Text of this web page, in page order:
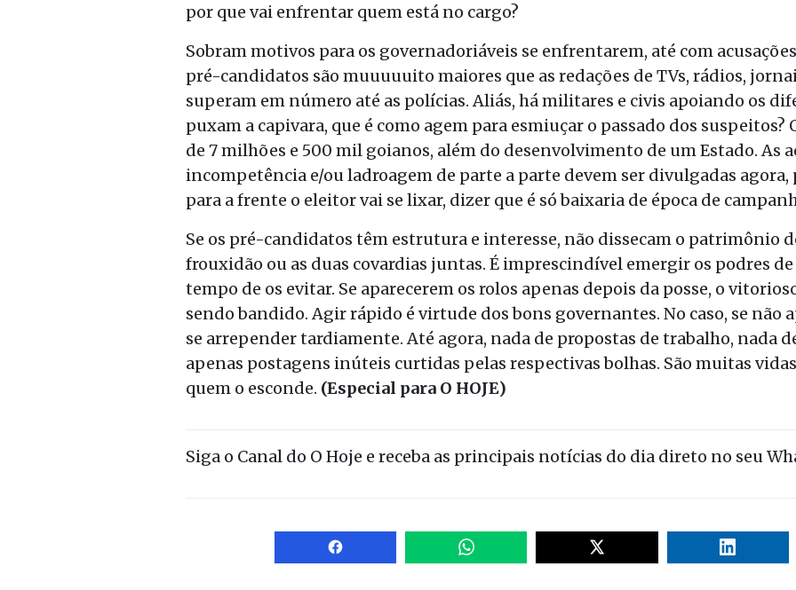
por que vai enfrentar quem está no cargo?
Sobram motivos para os governadoriáveis se enfrentarem, até com
pré-candidatos são muuuuuito maiores que as redações de TVs, rádios,
superam em número até as polícias. Aliás, há militares e civis apoiando os
puxam a capivara, que é como agem para esmiuçar o passado dos suspeitos?
de 7 milhões e 500 mil goianos, além do desenvolvimento de um Estado. As
incompetência e/ou ladroagem de parte a parte devem ser divulgadas agora,
para a frente o eleitor vai se lixar, dizer que é só baixaria de época de
Se os pré-candidatos têm estrutura e interesse, não dissecam o patrimônio
frouxidão ou as duas covardias juntas. É imprescindível emergir os podres
tempo de os evitar. Se aparecerem os rolos apenas depois da posse, o
sendo bandido. Agir rápido é virtude dos bons governantes. No caso, se não
se arrepender tardiamente. Até agora, nada de propostas de trabalho, nada
apenas postagens inúteis curtidas pelas respectivas bolhas. São muitas
quem o esconde. (Especial para O HOJE)
Siga o Canal do O Hoje e receba as principais notícias do dia direto no seu